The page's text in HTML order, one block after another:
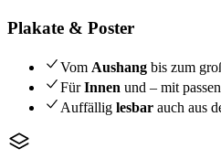
Plakate & Poster
Vom Aushang bis zum
FürInnen und – mit
Auffällig lesbar auch aus